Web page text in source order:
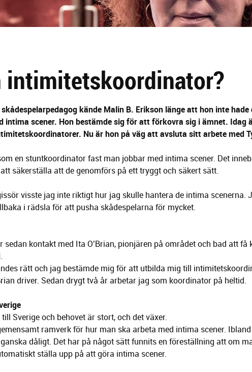
intimitetskoordinator?
kände Malin B. Erikson länge att hon inte hade
intima scener. Hon bestämde sig för att förkovra sig i ämnet. Idag
Nu är hon på väg att avsluta sitt arbete med
en stuntkoordinator fast man jobbar med intima scener. Det
säkerställa att de genomförs på ett tryggt och säkert sätt.
visste jag inte riktigt hur jag skulle hantera de intima scenerna.
i rädsla för att pusha skådespelarna för mycket.
kontakt med Ita O’Brian, pionjären på området och bad att få
rätt och jag bestämde mig för att utbilda mig till
driver. Sedan drygt två år arbetar jag som koordinator på heltid.
Sverige och behovet är stort, och det växer.
ramverk för hur man ska arbeta med intima scener.
dåligt. Det har på något sätt funnits en föreställning att om
ställa upp på att göra intima scener.